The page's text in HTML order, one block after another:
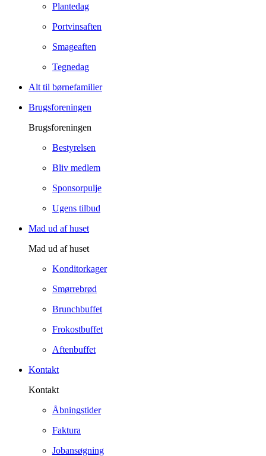
Plantedag
Portvinsaften
Smageaften
Tegnedag
Alt til børnefamilier
Brugsforeningen
Brugsforeningen
Bestyrelsen
Bliv medlem
Sponsorpulje
Ugens tilbud
Mad ud af huset
Mad ud af huset
Konditorkager
Smørrebrød
Brunchbuffet
Frokostbuffet
Aftenbuffet
Kontakt
Kontakt
Åbningstider
Faktura
Jobansøgning